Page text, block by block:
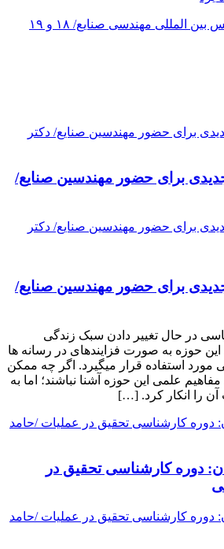
چهاردهمین کنفرانس بین المللی مهندسی صنایع/ ۱۸ و ۱۹
برای حضور مهندسین صنایع/
برای حضور مهندسین صنایع/
در حال تغییر دادن سبک زندگی
حوزه به صورت فزاینده­ای در رسانه­ ها
استفاده قرار می­گیرد. اگر چه ممکن
علمی این حوزه آشنا نباشند؛ اما به
را انکار کرد. […]
دوره کارشناسی تحقیق در